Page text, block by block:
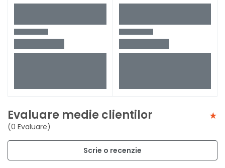
Evaluare medie clientilor
(0 Evaluare)
Scrie o recenzie